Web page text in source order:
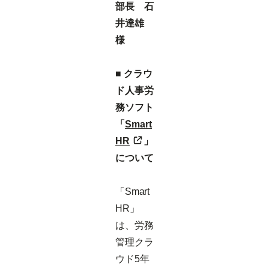
部長 石
井達雄
様
■ クラウ
ド人事労
務ソフト
「 Smart
HR
」
について
「Smart
HR」
は、労務
管理クラ
ウド5年